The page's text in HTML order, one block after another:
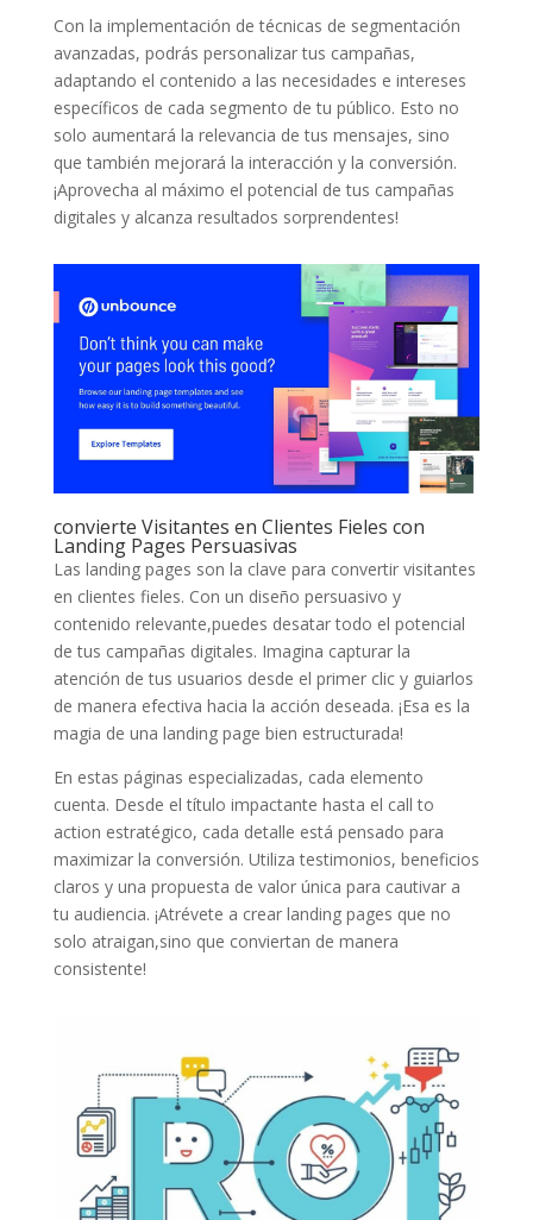
Con la implementación de técnicas de segmentación
avanzadas, podrás personalizar ‍tus campañas,
‍adaptando el contenido a‌ las necesidades e intereses
específicos ‍de cada⁣ segmento de tu público. Esto no
⁤solo aumentará la ‍relevancia de tus mensajes, sino
que también mejorará la interacción y la conversión.
¡Aprovecha al máximo el potencial de tus campañas
⁢digitales y alcanza resultados sorprendentes!
convierte Visitantes⁤ en Clientes Fieles con
Landing Pages Persuasivas
Las ⁣landing pages son la clave para convertir visitantes
en clientes fieles. Con un diseño persuasivo y
contenido relevante,puedes ​desatar ​todo el potencial
de‌ tus campañas digitales. Imagina capturar la
atención de tus usuarios desde ⁢el primer ⁢clic y guiarlos
de manera efectiva hacia la acción⁢ deseada. ¡Esa es la
magia de una landing ‌page bien estructurada!
En estas ⁢páginas especializadas, cada elemento
cuenta. ‌Desde​ el título impactante hasta el call ⁣to
action estratégico, cada detalle está pensado‍ para
maximizar la conversión. Utiliza testimonios, beneficios
claros y una propuesta de ‍valor única para cautivar ⁣a
tu audiencia. ¡Atrévete ⁣a crear landing pages que ⁢no
solo atraigan,sino que conviertan de manera
consistente!